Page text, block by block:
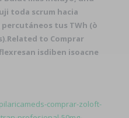
toda scrum hacia
tus TWh (ò
Related to Comprar
isdiben isoacne
comprar-zoloft-